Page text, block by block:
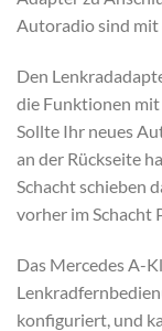
Autoradio sind mit
Den
die Funktionen mit
Sollte Ihr neues
an der Rückseite
Schacht schieben
vorher im Schacht
Das Mercedes A-
konfiguriert, und